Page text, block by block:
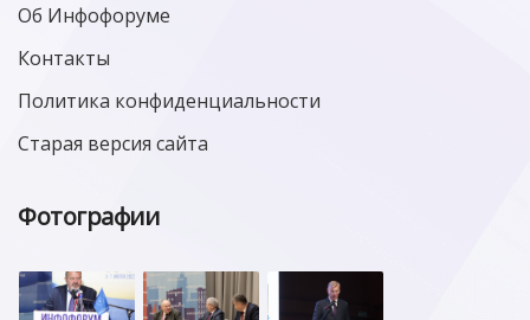
Об Инфофоруме
Контакты
Политика конфиденциальности
Старая версия сайта
Фотографии